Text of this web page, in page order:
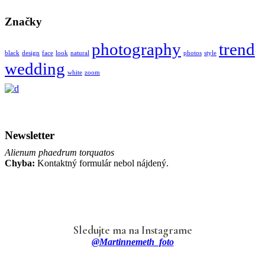
Značky
black design face look natural photography photos style trend
wedding white zoom
Newsletter
Alienum phaedrum torquatos
Chyba: Kontaktný formulár nebol nájdený.
Sledujte ma na Instagrame
@martinnemeth_foto